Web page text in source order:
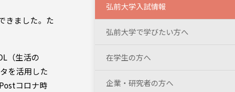
きました。た
（生活の
を活用した
コロナ時
弘前大学入試情報
弘前大学で学びたい方へ
在学生の方へ
企業・研究者の方へ